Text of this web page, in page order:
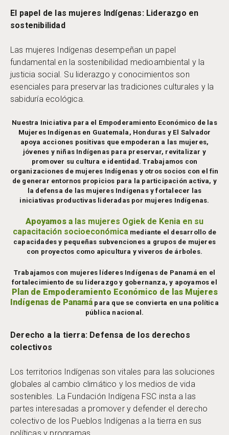
El papel de las mujeres Indígenas: Liderazgo en
sostenibilidad
Las mujeres Indígenas desempeñan un papel
fundamental en la sostenibilidad medioambiental y la
justicia social. Su liderazgo y conocimientos son
esenciales para preservar las tradiciones culturales y la
sabiduría ecológica.
Nuestra Iniciativa para el Empoderamiento Económico de las
Mujeres Indígenas en Guatemala, Honduras y El Salvador
apoya acciones positivas que empoderan a las mujeres,
jóvenes y niñas Indígenas para preservar, revitalizar y
promover su cultura e identidad. Trabajamos con
organizaciones de mujeres Indígenas y otros socios con el fin
de generar entornos propicios para la participación activa, y
la defensa de las mujeres Indígenas y fortalecer las
iniciativas productivas lideradas por mujeres Indígenas.
Apoyamos a las mujeres Ogiek de Kenia en su
capacitación socioeconómica mediante el desarrollo de
capacidades y pequeñas subvenciones a grupos de mujeres
con proyectos como apicultura y viveros de árboles.
Trabajamos con mujeres líderes Indígenas de Panamá en el
fortalecimiento de su liderazgo y gobernanza, y apoyamos el
Plan de Empoderamiento Económico de las Mujeres
Indígenas de Panamá para que se convierta en una política
pública nacional.
Derecho a la tierra: Defensa de los derechos
colectivos
Los territorios Indígenas son vitales para las soluciones
globales al cambio climático y los medios de vida
sostenibles. La Fundación Indígena FSC insta a las
partes interesadas a promover y defender el derecho
colectivo de los Pueblos Indígenas a la tierra en sus
políticas y programas.